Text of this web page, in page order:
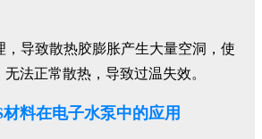
导致散热胶膨胀产生大量空洞，使
法正常散热，导致过温失效。
材料在电子水泵中的应用